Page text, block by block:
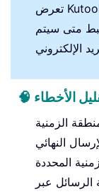
تعرض Kutools بوضوح الوقت المحدد والوقت
متى سيتم
الأخطاء
الزمنية
النهائي
المحددة
الرسائل عبر